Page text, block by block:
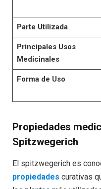
Parte Utilizada
Principales Usos
Medicinales
Forma de Uso
Propiedades
Spitzwegerich
El spitzwegerich es
propiedades curativas